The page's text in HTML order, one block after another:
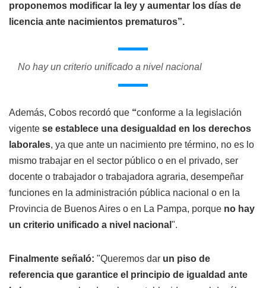
proponemos modificar la ley y aumentar los días de
licencia ante nacimientos prematuros”.
No hay un criterio unificado a nivel nacional
Además, Cobos recordó que “conforme a la legislación
vigente se establece una desigualdad en los derechos
laborales, ya que ante un nacimiento pre término, no es lo
mismo trabajar en el sector público o en el privado, ser
docente o trabajador o trabajadora agraria, desempeñar
funciones en la administración pública nacional o en la
Provincia de Buenos Aires o en La Pampa, porque no hay
un criterio unificado a nivel nacional ".
Finalmente señaló: "Queremos dar un piso de
referencia que garantice el principio de igualdad ante